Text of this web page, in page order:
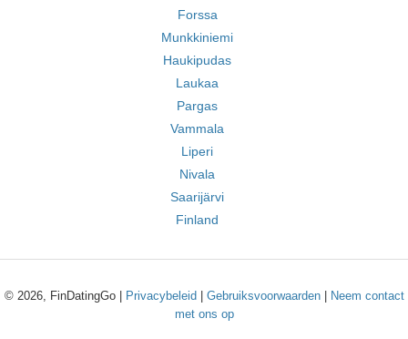
Forssa
Munkkiniemi
Haukipudas
Laukaa
Pargas
Vammala
Liperi
Nivala
Saarijärvi
Finland
© 2026, FinDatingGo | Privacybeleid Gebruiksvoorwaarden|
Neem contact
met ons op